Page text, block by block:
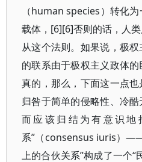
（human species）转化
载体，[6][6]否则的话，人
从这个法则。如果说，极
的联系由于极权主义政体
真的，那么，下面这一点
归咎于简单的侵略性、冷酷
而应该归结为有意识地
系”（consensus iuris）
上的合伙关系”构成了一个“